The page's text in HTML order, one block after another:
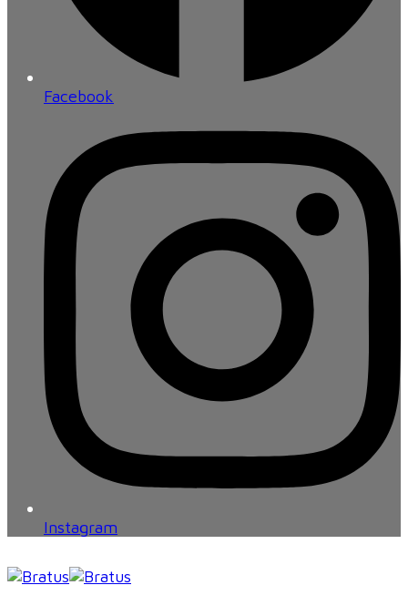
Facebook
Instagram